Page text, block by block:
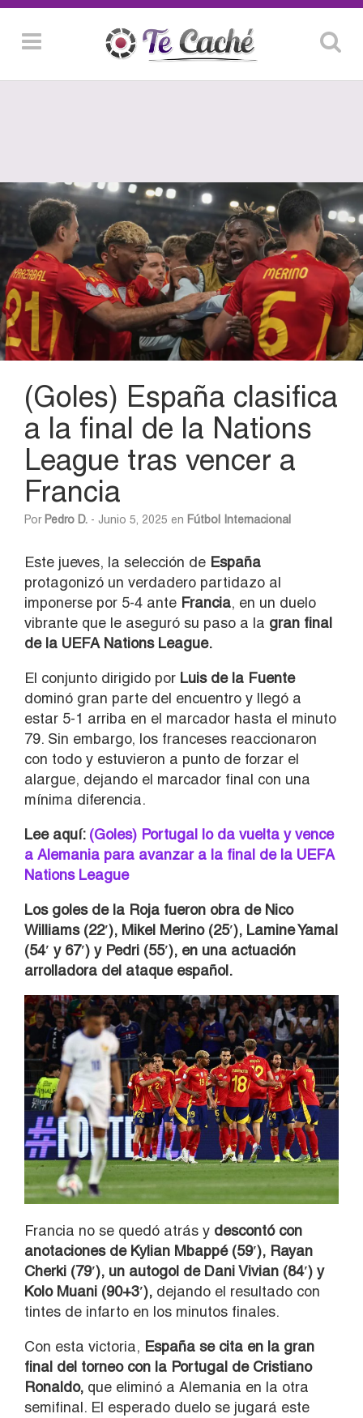
(Goles) España clasifica
a la final de la Nations
League tras vencer a
Francia
Por Pedro D. - Junio 5, 2025 en Fútbol Internacional
Este jueves, la selección de España
protagonizó un verdadero partidazo al
imponerse por 5-4 ante Francia, en un duelo
vibrante que le aseguró su paso a la gran final
de la UEFA Nations League.
El conjunto dirigido por Luis de la Fuente
dominó gran parte del encuentro y llegó a
estar 5-1 arriba en el marcador hasta el minuto
79. Sin embargo, los franceses reaccionaron
con todo y estuvieron a punto de forzar el
alargue, dejando el marcador final con una
mínima diferencia.
Lee aquí: (Goles) Portugal lo da vuelta y vence
a Alemania para avanzar a la final de la UEFA
Nations League
Los goles de la Roja fueron obra de Nico
Williams (22′), Mikel Merino (25′), Lamine Yamal
(54′ y 67′) y Pedri (55′), en una actuación
arrolladora del ataque español.
Francia no se quedó atrás y descontó con
anotaciones de Kylian Mbappé (59′), Rayan
Cherki (79′), un autogol de Dani Vivian (84′) y
Kolo Muani (90+3′), dejando el resultado con
tintes de infarto en los minutos finales.
Con esta victoria, España se cita en la gran
final del torneo con la Portugal de Cristiano
Ronaldo, que eliminó a Alemania en la otra
semifinal. El esperado duelo se jugará este